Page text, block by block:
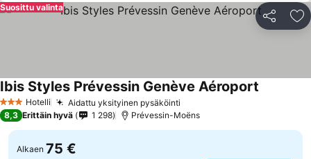
Jaa
Suosittu valinta
3 Tähtiluokitus
Hotelli Aidattu yksityinen pysäköinti
Ibis Styles Prévessin Genève Aéroport
8,3 Erittäin hyvä 1 298 Prévessin-Moëns
Alkaen 75 €